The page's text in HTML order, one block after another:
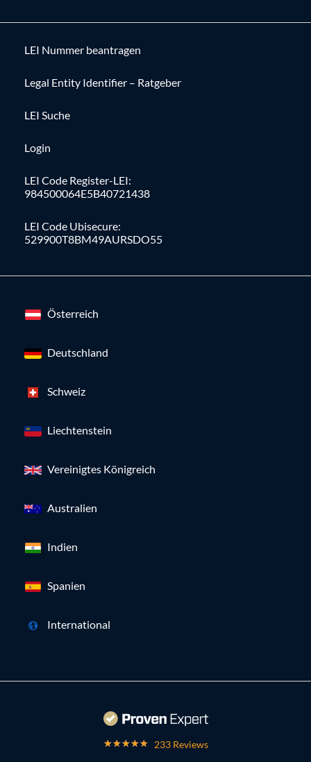
LEI Nummer beantragen
Legal Entity Identifier – Ratgeber
LEI Suche
Login
LEI Code Register-LEI:
984500064E5B40721438
LEI Code Ubisecure:
529900T8BM49AURSDO55
Österreich
Deutschland
Schweiz
Liechtenstein
Vereinigtes Königreich
Australien
Indien
Spanien
International
233 Reviews